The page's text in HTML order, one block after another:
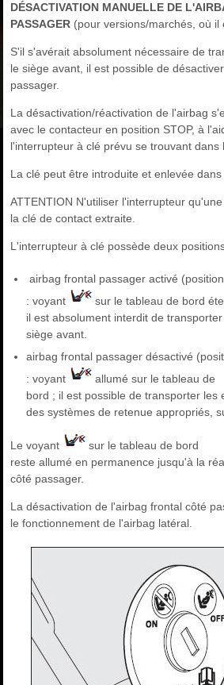
DÉSACTIVATION MANUELLE DE
PASSAGER (pour versions/marchés, où il
S'il s'avérait absolument nécessaire de
le siège avant, il est possible de
passager.
La désactivation/réactivation de l'airbag
avec le contacteur en position STOP, à
l'interrupteur à clé prévu se trouvant dans
La clé peut être introduite et enlevée dans
ATTENTION N'utiliser l'interrupteur
la clé de contact extraite.
L'interrupteur à clé possède deux
airbag frontal passager activé
: voyant
sur le tableau de bord
il est absolument interdit de
siège avant.
airbag frontal passager désactivé
: voyant
allumé sur le tableau de
bord ; il est possible de transporter les
des systèmes de retenue appropriés,
Le voyant
sur le tableau de bord
reste allumé en permanence jusqu'à la
côté passager.
La désactivation de l'airbag frontal côté
le fonctionnement de l'airbag latéral.